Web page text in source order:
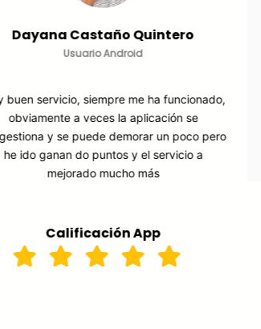
Lorena Betancourt
Usuario Android
el mejor servicio de la ciudad! Lo que más
gusta es que me sien to segura, sé qué
me recoge y quién lo maneja. Además,
marca un mapa con el recorrido. Muy
recomendado!!!
Calificación App